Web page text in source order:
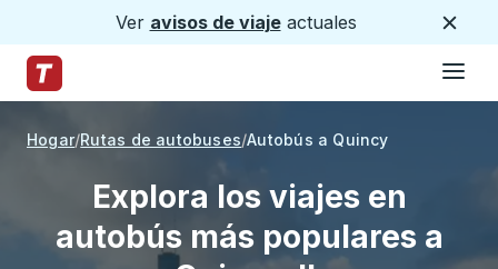
Ver avisos de viajeactuales
Página de inicio de Trailways
Hogar Rutas de autobuses Autobús a Quincy
Explora los viajes en
autobús más populares a